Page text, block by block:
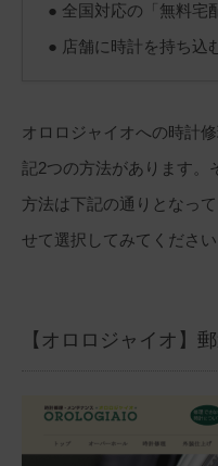
● 全国対応の「無料宅
● 店舗に時計を持ち込
オロロジャイオへの時計
記2つの方法があります。
方法は下記の通りとなっ
せて選択してみてください
【オロロジャイオ】